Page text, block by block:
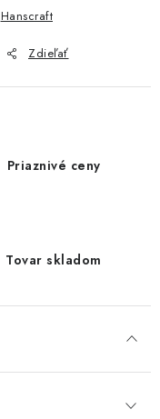
Hanscraft
Zdieľať
Priaznivé ceny
Tovar skladom